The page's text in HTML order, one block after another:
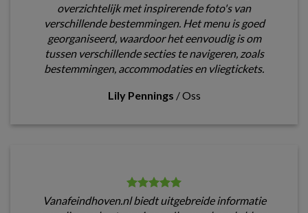
overzichtelijk met inspirerende foto's van
verschillende bestemmingen. Het menu is goed
georganiseerd, waardoor het eenvoudig is om
tussen verschillende secties te navigeren, zoals
bestemmingen, accommodaties en vliegtickets.
Lily Pennings /Oss
Vanafeindhoven.nl biedt uitgebreide informatie